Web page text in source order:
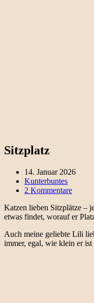
Sitzplatz
14. Januar 2026
Kunterbuntes
2 Kommentare
Katzen lieben Sitzplätze –
etwas findet, worauf er
Auch meine geliebte Lili
immer, egal, wie klein er